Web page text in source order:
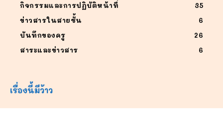
กิจกรรมและการปฏิบัติหน้าที่
35
ข่าวสารในสายชั้น
6
บันทึกของครู
26
สาระและข่าวสาร
6
เรื่องนี้มีว้าว